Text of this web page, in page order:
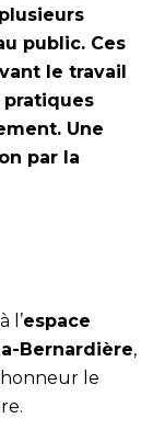
public. Ces
le travail
Une
par la
l’espace
Bernardière,
le